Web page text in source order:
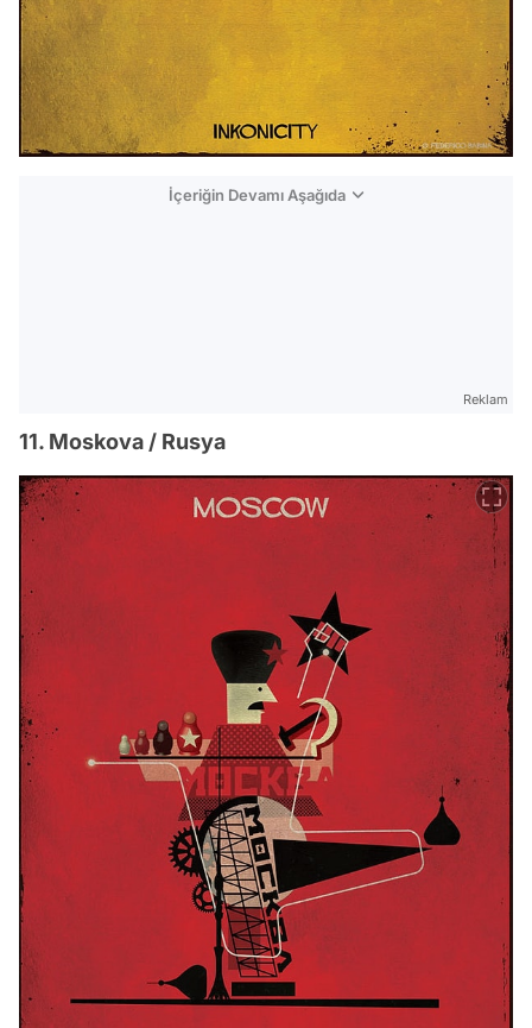
İçeriğin Devamı Aşağıda
Reklam
11. Moskova / Rusya